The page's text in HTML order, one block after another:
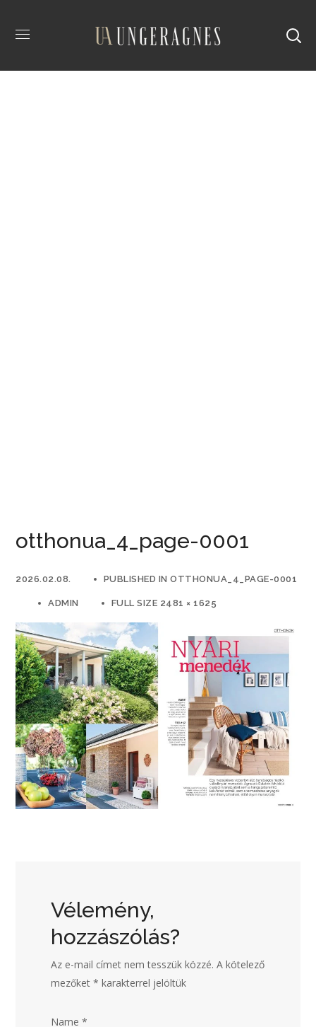
otthonua_4_page-0001
2026.02.08. PUBLISHED INOTTHONUA_4_PAGE-0001
ADMIN FULL SIZE 2481 × 1625
Vélemény,
hozzászólás?
Az e-mail címet nem tesszük közzé. A kötelező
mezőket* karakterrel jelöltük